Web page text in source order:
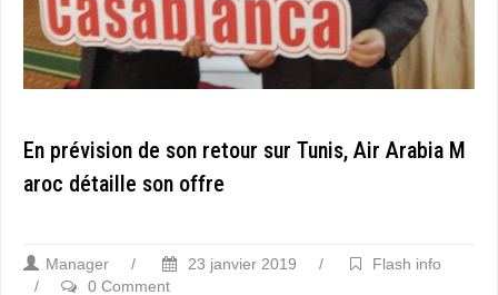
En prévision de son retour sur Tunis, Air Arabia M
aroc détaille son offre
Manager / 23 janvier 2019 /
Flash info
/
0 Comment